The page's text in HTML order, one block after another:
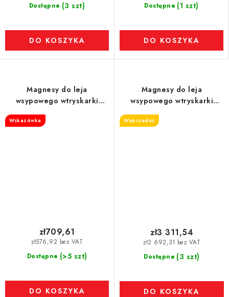
Dostępne (3 szt)
DO KOSZYKA
Dostępne (1 szt)
DO KOSZYKA
Magnesy do leja
wsypowego wtryskarki
(odporność na temperaturę
do 80 °C) śr. 100 mm
Wskazówka
Dostępne (>5 szt)
zł576,92 bez VAT
zł709,61
DO KOSZYKA
Magnesy do leja
wsypowego wtryskarki
(odporność na temperaturę
do 80 °C) śr. 250 mm
Wyprzedaż
Dostępne (3 szt)
zł2 692,31 bez VAT
zł3 311,54
DO KOSZYKA